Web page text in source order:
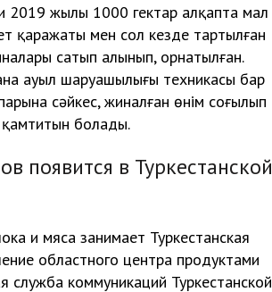
2019 жылы 1000 гектар алқапта мал
қаражаты мен сол кезде тартылған
сатып алынып, орнатылған.
ауыл шаруашылығы техникасы бар
сәйкес, жиналған өнім соғылып
болады.
появится в Туркестанской
и мяса занимает Туркестанская
областного центра продуктами
служба коммуникаций Туркестанской